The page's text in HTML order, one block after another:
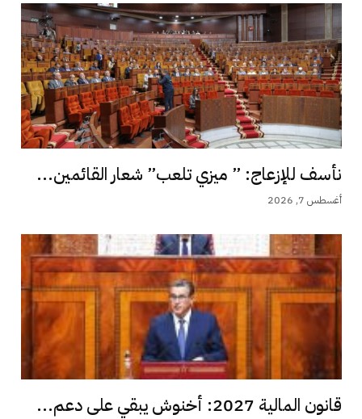
نأسف للإزعاج: ” ميزي تلعب” شعار القائمين...
أغسطس 7, 2026
قانون المالية 2027: أخنوش يبقي على دعم...